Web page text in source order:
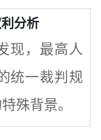
分析
现，最高人
统一裁判规
殊背景。